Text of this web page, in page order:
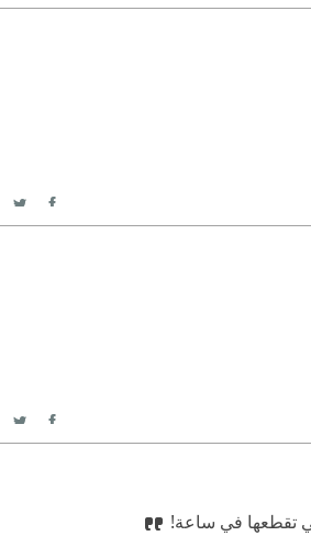
تقطعها في ساعة!